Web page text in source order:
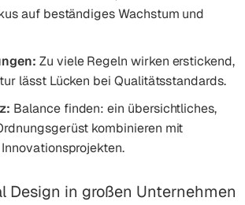
auf beständiges Wachstum und
Zu viele Regeln wirken erstickend,
lässt Lücken bei Qualitätsstandards.
Balance finden: ein übersichtliches,
kombinieren mit
Design in großen Unternehmen